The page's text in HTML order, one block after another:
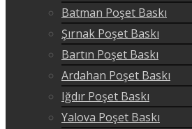
Batman Poşet Baskı
Şırnak Poşet Baskı
Bartın Poşet Baskı
Ardahan Poşet Baskı
Iğdır Poşet Baskı
Yalova Poşet Baskı